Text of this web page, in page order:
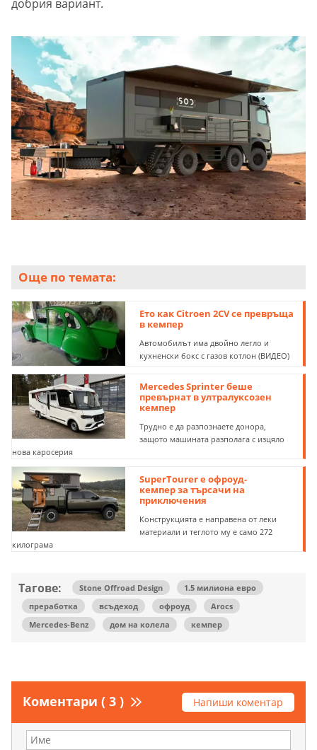
добрия вариант.
Още по темата:
Ето как Citroen 2CV се превръща
в кемпер
Автомобилът има двойно легло и
кухненски бокс с газов котлон (ВИДЕО)
Mercedes Sprinter беше
превърнат в ултралуксозен
кемпер
Трудно е да разпознаете донора,
защото машината разполага с изцяло
нова каросерия
SuperTourer е офроуд-
кемпер за търсачи на
приключения
Конструкцията е направена от леки
материали и теглото му е само 272
килограма
Тагове: Stone Offroad Design
1.5 милиона евро
преработка
всъдеход офроуд
Arocs
Mercedes-Benz
дом на колела кемпер
Коментари ( 3 ) Напиши коментар